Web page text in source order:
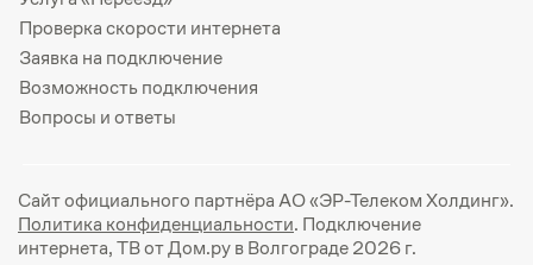
Проверка скорости интернета
Заявка на подключение
Возможность подключения
Вопросы и ответы
Сайт официального партнёра АО «ЭР-Телеком Холдинг».
Политика конфиденциальности. Подключение
интернета, ТВ от Дом.ру в Волгограде 2026 г.